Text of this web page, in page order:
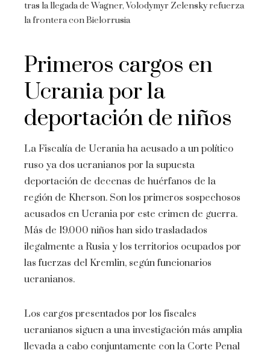
tras la llegada de Wagner, Volodymyr Zelensky refuerza
la frontera con Bielorrusia
Primeros cargos en
Ucrania por la
deportación de niños
La Fiscalía de Ucrania ha acusado a un político
ruso ya dos ucranianos por la supuesta
deportación de decenas de huérfanos de la
región de Kherson. Son los primeros sospechosos
acusados ​​en Ucrania por este crimen de guerra.
Más de 19.000 niños han sido trasladados
ilegalmente a Rusia y los territorios ocupados por
las fuerzas del Kremlin, según funcionarios
ucranianos.
Los cargos presentados por los fiscales
ucranianos siguen a una investigación más amplia
llevada a cabo conjuntamente con la Corte Penal